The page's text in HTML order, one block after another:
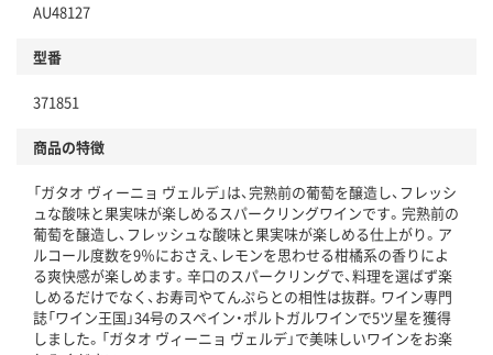
AU48127
型番
371851
商品の特徴
「ガタオ ヴィーニョ ヴェルデ」は、完熟前の葡萄を醸造し、フレッシ
ュな酸味と果実味が楽しめるスパークリングワインです。完熟前の
葡萄を醸造し、フレッシュな酸味と果実味が楽しめる仕上がり。ア
ルコール度数を9％におさえ、レモンを思わせる柑橘系の香りによ
る爽快感が楽しめます。辛口のスパークリングで、料理を選ばず楽
しめるだけでなく、お寿司やてんぷらとの相性は抜群。ワイン専門
誌「ワイン王国」34号のスペイン・ポルトガルワインで5ツ星を獲得
しました。「ガタオ ヴィーニョ ヴェルデ」で美味しいワインをお楽